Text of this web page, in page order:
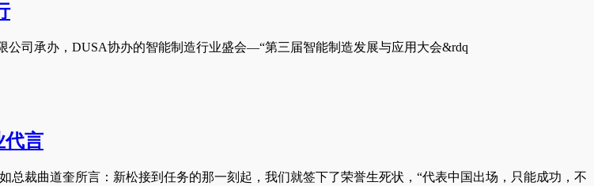
司承办，DUSA协办的智能制造行业盛会—“第三届智能制造发展与应用大会&rdq
代言
裁曲道奎所言：新松接到任务的那一刻起，我们就签下了荣誉生死状，“代表中国出场，只能成功，不